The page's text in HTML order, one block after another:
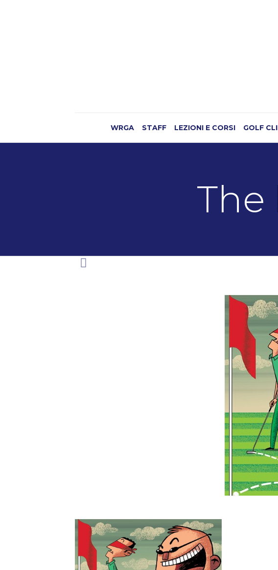
WRGA STAFF LEZIONI E CORSI GOLF